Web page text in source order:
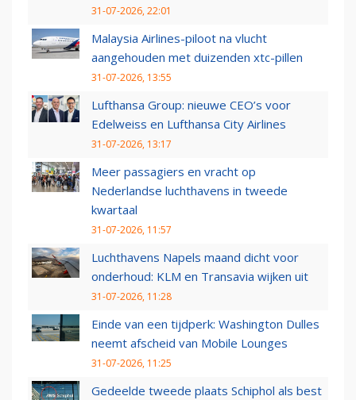
31-07-2026, 22:01
Malaysia Airlines-piloot na vlucht
aangehouden met duizenden xtc-pillen
31-07-2026, 13:55
Lufthansa Group: nieuwe CEO’s voor
Edelweiss en Lufthansa City Airlines
31-07-2026, 13:17
Meer passagiers en vracht op
Nederlandse luchthavens in tweede
kwartaal
31-07-2026, 11:57
Luchthavens Napels maand dicht voor
onderhoud: KLM en Transavia wijken uit
31-07-2026, 11:28
Einde van een tijdperk: Washington Dulles
neemt afscheid van Mobile Lounges
31-07-2026, 11:25
Gedeelde tweede plaats Schiphol als best